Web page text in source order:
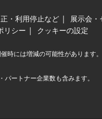
・利用停止など 展示会
リシー クッキーの設定
時には増減の可能性があります。
ートナー企業数も含みます。